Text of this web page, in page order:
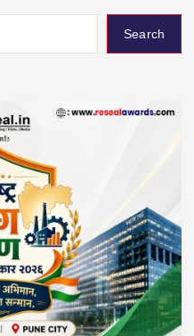
Search